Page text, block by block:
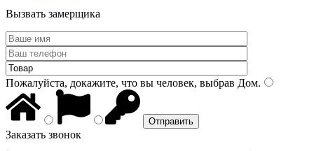
Вызвать замерщика
Пожалуйста, докажите, что вы человек, выбрав Дом.
Заказать звонок